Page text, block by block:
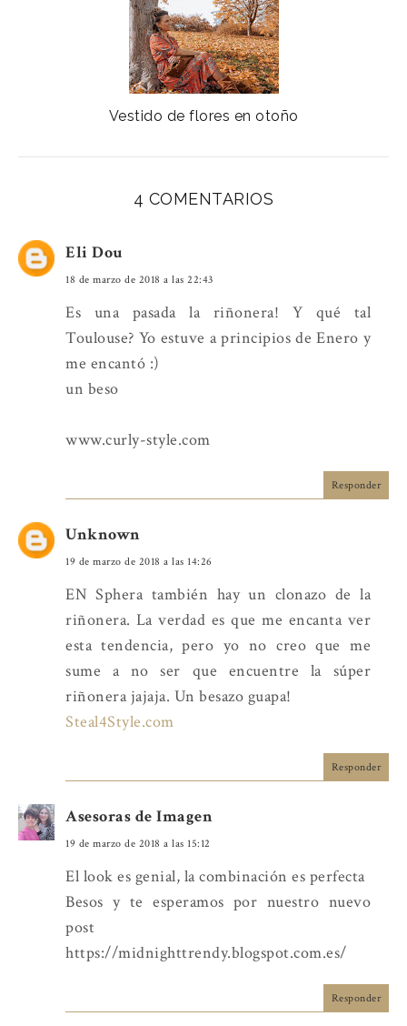
Vestido de flores en otoño
4 COMENTARIOS
Eli Dou
18 de marzo de 2018 a las 22:43
Es una pasada la riñonera! Y qué tal
Toulouse? Yo estuve a principios de Enero y
me encantó :)
un beso
www.curly-style.com
Responder
Unknown
19 de marzo de 2018 a las 14:26
EN Sphera también hay un clonazo de la
riñonera. La verdad es que me encanta ver
esta tendencia, pero yo no creo que me
sume a no ser que encuentre la súper
riñonera jajaja. Un besazo guapa!
Steal4Style.com
Responder
Asesoras de Imagen
19 de marzo de 2018 a las 15:12
El look es genial, la combinación es perfecta
Besos y te esperamos por nuestro nuevo
post
https://midnighttrendy.blogspot.com.es/
Responder